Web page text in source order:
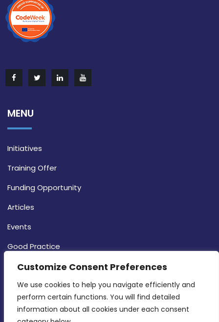
Customize Consent Preferences
We use cookies to help you navigate efficiently and
perform certain functions. You will find detailed
information about all cookies under each consent
MENU
Initiatives
Training Offer
Funding Opportunity
Articles
Events
Good Practice
Strategy
CONTACT INFO
MDIA, Twenty20 Business Centre, Triq l-